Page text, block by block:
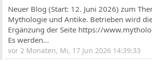
Neuer Blog (Start: 12. Juni 2026) zum
Mythologie und Antike. Betrieben wird
Ergänzung der Seite https://
Es werden...
vor 2 Monaten, Mi, 17 Jun 2026 14:39:33